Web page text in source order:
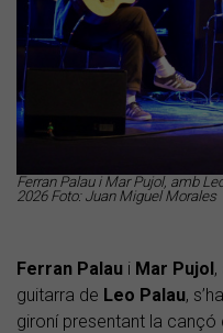
Ferran Palau i Mar Pujol, amb
2026 Foto: Juan Miguel Morales
Ferran Palau i Mar Pujol
guitarra de Leo Palau,
gironí presentant la cançó